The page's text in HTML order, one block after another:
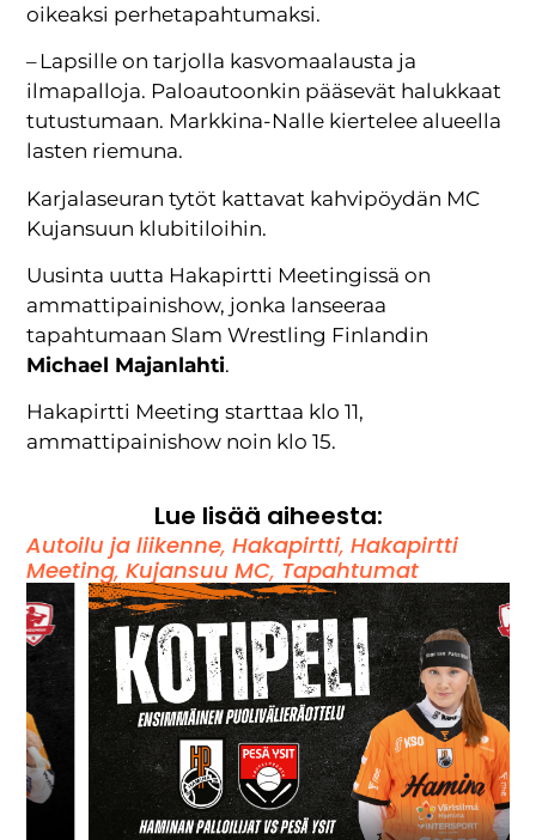
oikeaksi perhetapahtumaksi.
– Lapsille on tarjolla kasvomaalausta ja
ilmapalloja. Paloautoonkin pääsevät halukkaat
tutustumaan. Markkina-Nalle kiertelee alueella
lasten riemuna.
Karjalaseuran tytöt kattavat kahvipöydän MC
Kujansuun klubitiloihin.
Uusinta uutta Hakapirtti Meetingissä on
ammattipainishow, jonka lanseeraa
tapahtumaan Slam Wrestling Finlandin
Michael Majanlahti.
Hakapirtti Meeting starttaa klo 11,
ammattipainishow noin klo 15.
Lue lisää aiheesta:
Autoilu ja liikenne,Hakapirtti,Hakapirtti
Meeting,Kujansuu MC, Tapahtumat